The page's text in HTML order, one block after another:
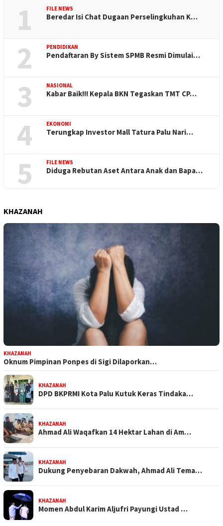
1 FILE NEWS
Beredar Isi Chat Dugaan Perselingkuhan K…
2 PENDIDIKAN
Pendaftaran By Sistem SPMB Resmi Dimulai…
3 NASIONAL
Kabar Baik!!! Kepala BKN Tegaskan TMT CP…
4 EKONOMI
Terungkap Investor Mall Tatura Palu Nari…
5 FILE NEWS
Diduga Rebutan Aset Antara Anak dan Bapa…
KHAZANAH
KHAZANAH
Oknum Pimpinan Ponpes di Sigi Dilaporkan…
KHAZANAH
DPD BKPRMI Kota Palu Kutuk Keras Tindaka…
KHAZANAH
Ahmad Ali Waqafkan 14 Hektar Lahan di Am…
KHAZANAH
Dukung Penyebaran Dakwah, Ahmad Ali Tema…
KHAZANAH
Momen Abdul Karim Aljufri Payungi Ustad …